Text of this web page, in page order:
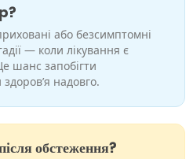
або безсимптомні
— коли лікування є
шанс запобігти
надовго.
обстеження?